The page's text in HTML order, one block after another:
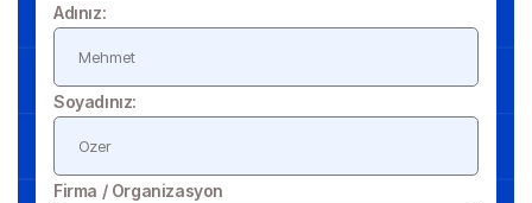
Adınız:
Soyadınız:
Firma / Organizasyon